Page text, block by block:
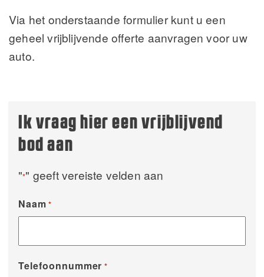
Via het onderstaande formulier kunt u een
geheel vrijblijvende offerte aanvragen voor uw
auto.
Ik vraag hier een vrijblijvend
bod aan
"*" geeft vereiste velden aan
Naam *
Telefoonnummer *